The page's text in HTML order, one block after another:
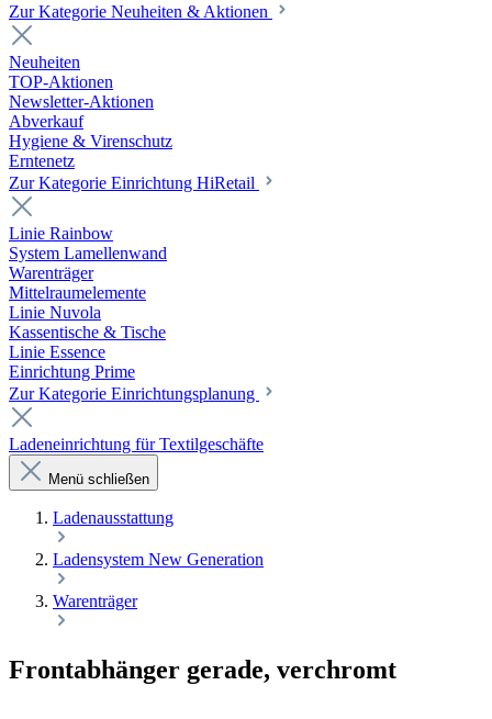
Zur Kategorie Neuheiten & Aktionen
Neuheiten
TOP-Aktionen
Newsletter-Aktionen
Abverkauf
Hygiene & Virenschutz
Erntenetz
Zur Kategorie Einrichtung HiRetail
Linie Rainbow
System Lamellenwand
Warenträger
Mittelraumelemente
Linie Nuvola
Kassentische & Tische
Linie Essence
Einrichtung Prime
Zur Kategorie Einrichtungsplanung
Ladeneinrichtung für Textilgeschäfte
Menü schließen
Laden­ausstattung
Ladensystem New Generation
Warenträger
Frontabhänger gerade, verchromt